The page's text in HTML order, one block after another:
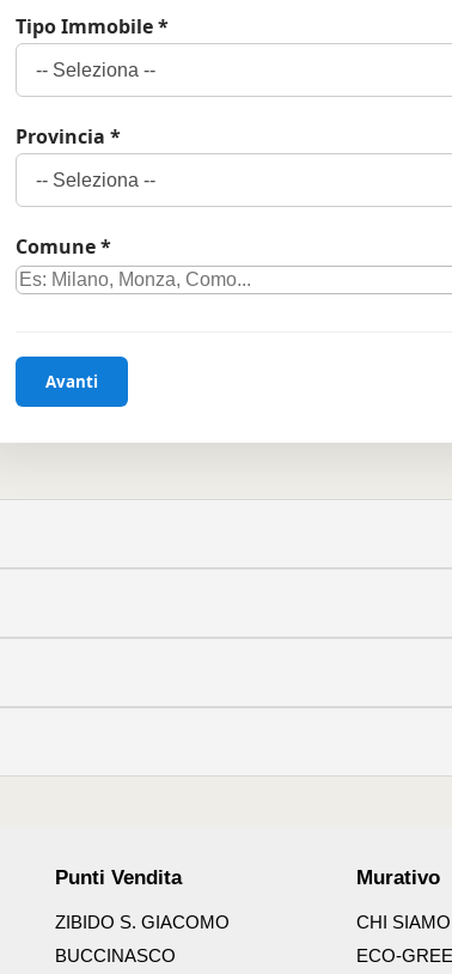
Tipo Immobile *
Provincia *
Comune *
Avanti
Punti Vendita
ZIBIDO S. GIACOMO
BUCCINASCO
Murativo
CHI SIAMO
ECO-